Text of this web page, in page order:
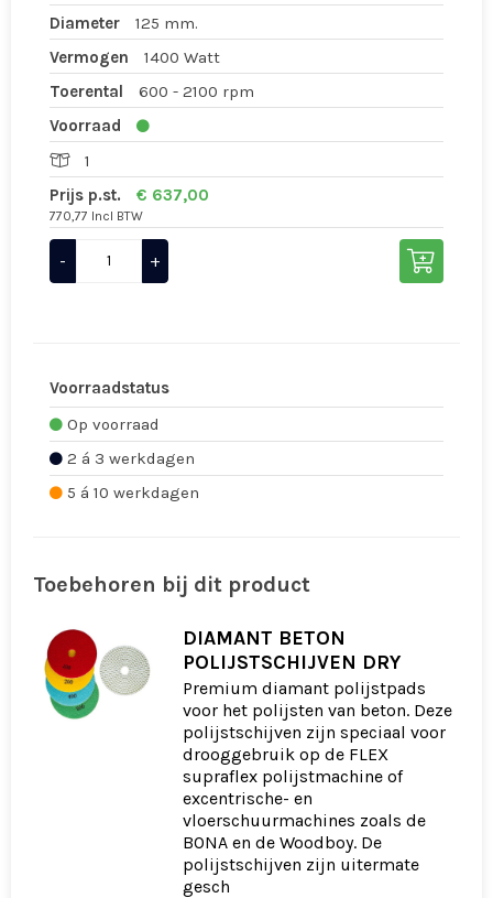
Diameter
125 mm.
Vermogen
1400 Watt
Toerental
600 - 2100 rpm
Voorraad
1
Prijs p.st.
€ 637,00
770,77 Incl BTW
- +
Voorraadstatus
Op voorraad
2 á 3 werkdagen
5 á 10 werkdagen
Toebehoren bij dit product
DIAMANT BETON
POLIJSTSCHIJVEN DRY
Premium diamant polijstpads
voor het polijsten van beton. Deze
polijstschijven zijn speciaal voor
drooggebruik op de FLEX
supraflex polijstmachine of
excentrische- en
vloerschuurmachines zoals de
BONA en de Woodboy. De
polijstschijven zijn uitermate
gesch